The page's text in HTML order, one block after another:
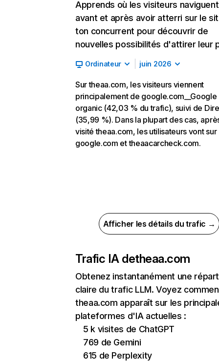
Apprends où les visiteurs naviguent
avant et après avoir atterri sur le
ton concurrent pour découvrir de
nouvelles possibilités d'attirer leur
Ordinateur juin 2026
Sur theaa.com, les visiteurs viennent
principalement de google.com__Google
organic (42,03 % du trafic), suivi de
(35,99 %). Dans la plupart des cas,
visité theaa.com, les utilisateurs vont sur
google.com et theaacarcheck.com.
Afficher les détails du trafic →
Trafic IA detheaa.com
Obtenez instantanément une
claire du trafic LLM. Voyez
theaa.com apparaît sur les
plateformes d'IA actuelles :
5 k visites de ChatGPT
769 de Gemini
615 de Perplexity